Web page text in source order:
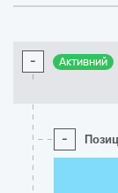
- Активний
-